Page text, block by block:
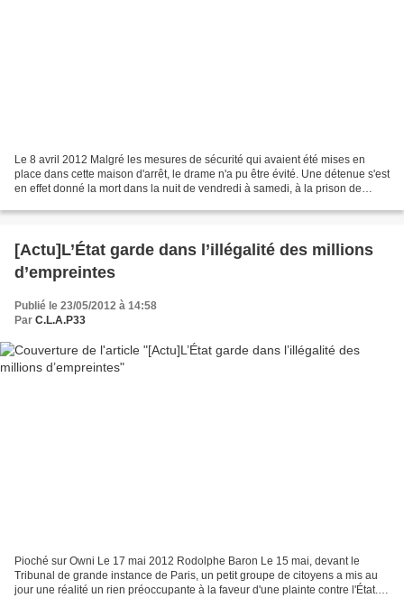
Le 8 avril 2012 Malgré les mesures de sécurité qui avaient été mises en
place dans cette maison d'arrêt, le drame n'a pu être évité. Une détenue s'est
en effet donné la mort dans la nuit de vendredi à samedi, à la prison de
[Actu]L’État garde dans l’illégalité des millions
d’empreintes
Publié le 23/05/2012 à 14:58
Par C.L.A.P33
Pioché sur Owni Le 17 mai 2012 Rodolphe Baron Le 15 mai, devant le
Tribunal de grande instance de Paris, un petit groupe de citoyens a mis au
jour une réalité un rien préoccupante à la faveur d'une plainte contre l'État.